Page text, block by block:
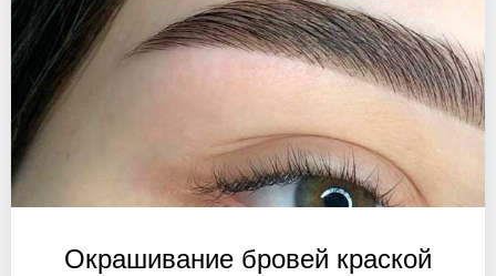
Окрашивание бровей краской